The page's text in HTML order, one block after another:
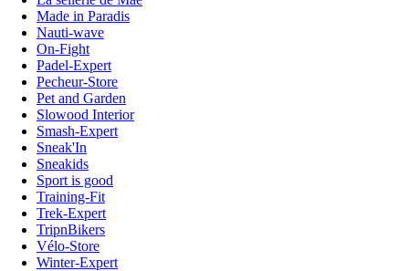
Made in Paradis
Nauti-wave
On-Fight
Padel-Expert
Pecheur-Store
Pet and Garden
Slowood Interior
Smash-Expert
Sneak'In
Sneakids
Sport is good
Training-Fit
Trek-Expert
TripnBikers
Vélo-Store
Winter-Expert